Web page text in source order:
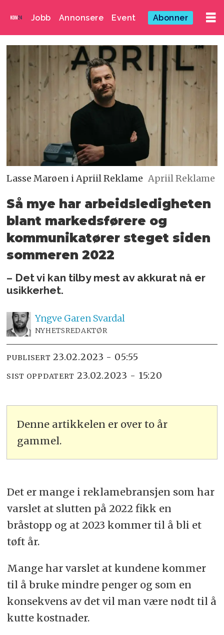
Jobb Annonsere Event Abonner
Lasse Marøen i Apriil Reklame Apriil Reklame
Så mye har arbeidsledigheten
blant markedsførere og
kommunikatører steget siden
sommeren 2022
– Det vi kan tilby mest av akkurat nå er
usikkerhet.
Yngve Garen Svardal
NYHETSREDAKTØR
PUBLISERT 23.02.2023 - 05:55
SIST OPPDATERT 23.02.2023 - 15:20
Denne artikkelen er over to år
gammel.
Det er mange i reklamebransjen som har
varslet at slutten på 2022 fikk en
bråstopp og at 2023 kommer til å bli et
tøft år.
Mange har varslet at kundene kommer
til å bruke mindre penger og som en
konsekvens av det vil man være nødt til å
kutte kostnader.